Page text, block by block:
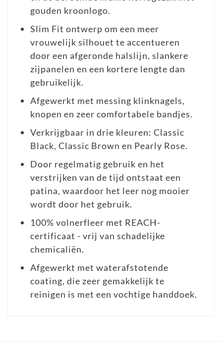
gouden kroonlogo.
Slim Fit ontwerp om een meer
vrouwelijk silhouet te accentueren
door een afgeronde halslijn, slankere
zijpanelen en een kortere lengte dan
gebruikelijk.
Afgewerkt met messing klinknagels,
knopen en zeer comfortabele bandjes.
Verkrijgbaar in drie kleuren: Classic
Black, Classic Brown en Pearly Rose.
Door regelmatig gebruik en het
verstrijken van de tijd ontstaat een
patina, waardoor het leer nog mooier
wordt door het gebruik.
100% volnerfleer met REACH-
certificaat - vrij van schadelijke
chemicaliën.
Afgewerkt met waterafstotende
coating, die zeer gemakkelijk te
reinigen is met een vochtige handdoek.